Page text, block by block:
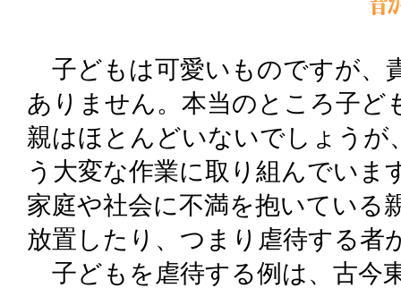
子どもは可愛いものですが、
ありません。本当のところ子
親はほとんどいないでしょうが
う大変な作業に取り組んでい
家庭や社会に不満を抱いている
放置したり、つまり虐待する者
子どもを虐待する例は、古今